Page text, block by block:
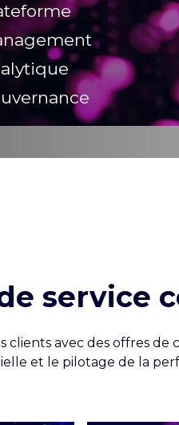
service
clients avec des offres
et le pilotage de la